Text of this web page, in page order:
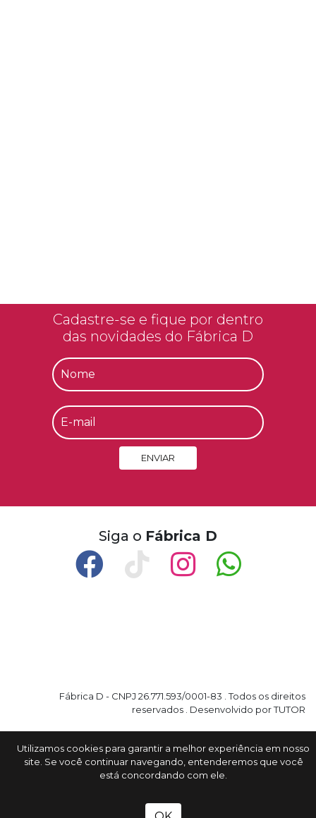
Cadastre-se e fique por dentro
das novidades do Fábrica D
ENVIAR
Siga o Fábrica D
Fábrica D - CNPJ 26.771.593/0001-83 . Todos os direitos
reservados . Desenvolvido por TUTOR
Utilizamos cookies para garantir a melhor experiência em nosso
site. Se você continuar navegando, entenderemos que você
está concordando com ele.